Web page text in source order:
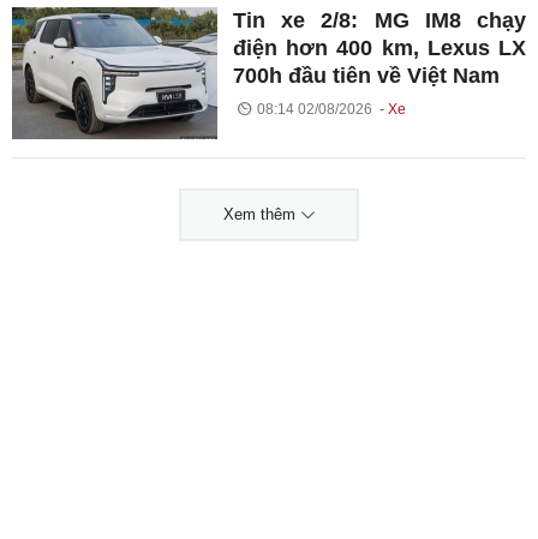
Tin xe 2/8: MG IM8 chạy
điện hơn 400 km, Lexus LX
700h đầu tiên về Việt Nam
08:14 02/08/2026 Xe
Xem thêm